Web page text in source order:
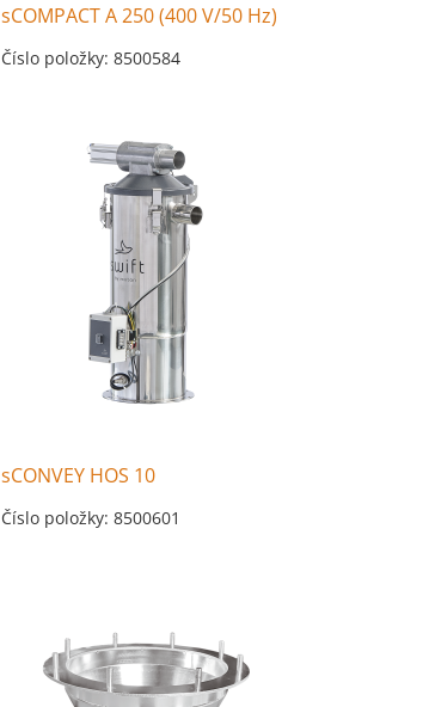
sCOMPACT A 250 (400 V/50 Hz)
Číslo položky: 8500584
sCONVEY HOS 10
Číslo položky: 8500601